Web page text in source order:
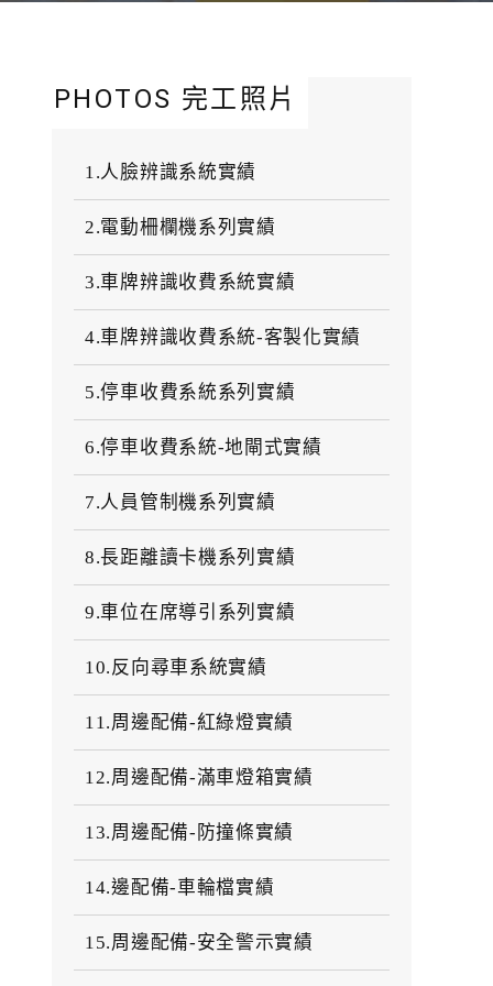
PHOTOS 完工照片
1.人臉辨識系統實績
2.電動柵欄機系列實績
3.車牌辨識收費系統實績
4.車牌辨識收費系統-客製化實績
5.停車收費系統系列實績
6.停車收費系統-地閘式實績
7.人員管制機系列實績
8.長距離讀卡機系列實績
9.車位在席導引系列實績
10.反向尋車系統實績
11.周邊配備-紅綠燈實績
12.周邊配備-滿車燈箱實績
13.周邊配備-防撞條實績
14.邊配備-車輪檔實績
15.周邊配備-安全警示實績